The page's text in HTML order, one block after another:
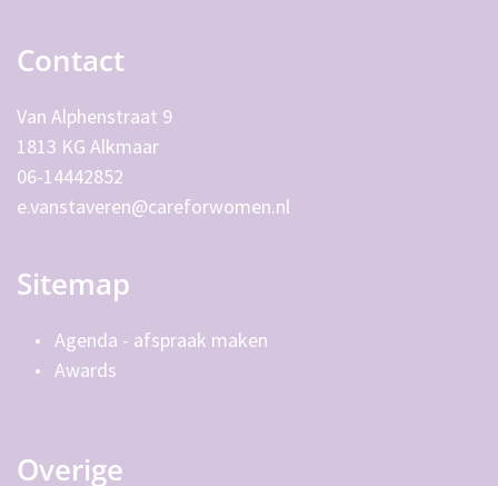
Contact
Van Alphenstraat 9
1813 KG Alkmaar
06-14442852
e.vanstaveren@careforwomen.nl
Sitemap
Agenda - afspraak maken
Awards
Overige